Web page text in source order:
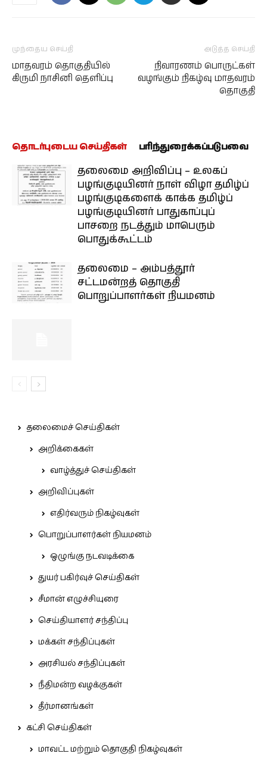
முந்தைய செய்தி
மாதவரம் தொகுதியில்
கிருமி நாசினி தெளிப்பு
அடுத்த செய்தி
நிவாரணம் பொருட்கள்
வழங்கும் நிகழ்வு மாதவரம்
தொகுதி
தொடர்புடைய செய்திகள் பரிந்துரைக்கப்படுபவை
தலைமை அறிவிப்பு – உலகப்
பழங்குடியினர் நாள் விழா தமிழ்ப்
பழங்குடிகளைக் காக்க தமிழ்ப்
பழங்குடியினர் பாதுகாப்புப்
பாசறை நடத்தும் மாபெரும்
பொதுக்கூட்டம்
தலைமை – அம்பத்தூர்
சட்டமன்றத் தொகுதி
பொறுப்பாளர்கள் நியமனம்
தலைமைச் செய்திகள்
அறிக்கைகள்
வாழ்த்துச் செய்திகள்
அறிவிப்புகள்
எதிர்வரும் நிகழ்வுகள்
பொறுப்பாளர்கள் நியமனம்
ஒழுங்கு நடவடிக்கை
துயர் பகிர்வுச் செய்திகள்
சீமான் எழுச்சியுரை
செய்தியாளர் சந்திப்பு
மக்கள் சந்திப்புகள்
அரசியல் சந்திப்புகள்
நீதிமன்ற வழக்குகள்
தீர்மானங்கள்
கட்சி செய்திகள்
மாவட்ட மற்றும் தொகுதி நிகழ்வுகள்